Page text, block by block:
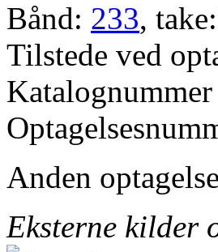
Bånd: 233,
Tilstede ved
Anden
Eksterne kilder